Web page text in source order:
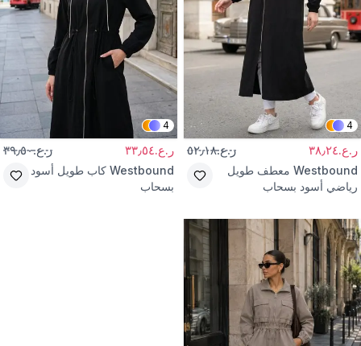
4
ر.ع.٣٨٫٢٤ ر.ع.٥٢٫١٨
Westbound معطف طويل
رياضي أسود بسحاب
4
ر.ع.٣٣٫٥٤ ر.ع.٣٩٫٥٠
Westbound كاب طويل أسود
بسحاب